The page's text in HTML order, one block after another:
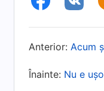
încăpățâna
de desene au
ulterior. Yi
Anterior: Acum
Înainte: Nu e